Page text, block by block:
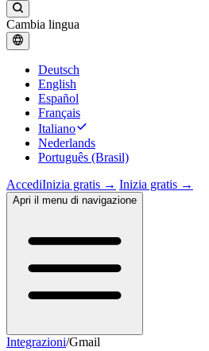
Cambia lingua
Deutsch
English
Español
Français
Italiano
Nederlands
Português (Brasil)
AccediInizia gratis → Inizia gratis →
Apri il menu di navigazione
Integrazioni/Gmail